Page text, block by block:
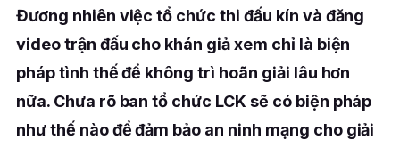
Đương nhiên việc tổ chức thi đấu kín và đăng
video trận đấu cho khán giả xem chỉ là biện
pháp tình thế để không trì hoãn giải lâu hơn
nữa. Chưa rõ ban tổ chức LCK sẽ có biện pháp
như thế nào để đảm bảo an ninh mạng cho giải